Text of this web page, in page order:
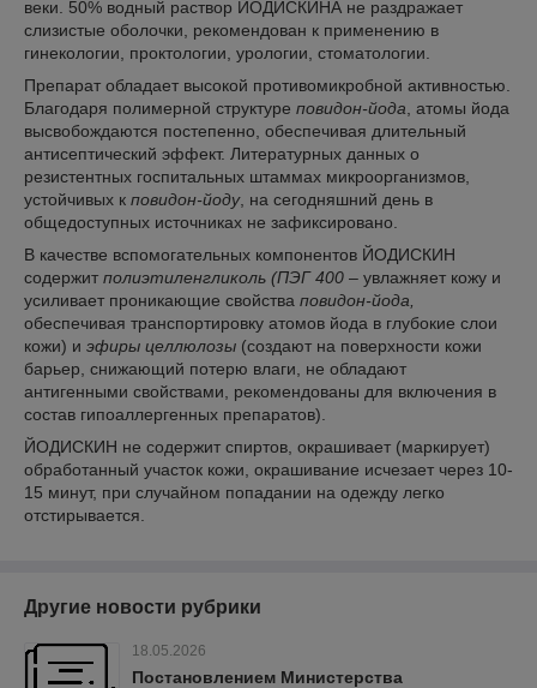
веки. 50% водный раствор ЙОДИСКИНА не раздражает
слизистые оболочки, рекомендован к применению в
гинекологии, проктологии, урологии, стоматологии.
Препарат обладает высокой противомикробной активностью.
Благодаря полимерной структуре повидон-йода , атомы йода
высвобождаются постепенно, обеспечивая длительный
антисептический эффект. Литературных данных о
резистентных госпитальных штаммах микроорганизмов,
устойчивых к повидон-йоду, на сегодняшний день в
общедоступных источниках не зафиксировано.
В качестве вспомогательных компонентов ЙОДИСКИН
содержит полиэтиленгликоль (ПЭГ 400 – увлажняет кожу и
усиливает проникающие свойства повидон-йода,
обеспечивая транспортировку атомов йода в глубокие слои
кожи) и эфиры целлюлозы (создают на поверхности кожи
барьер, снижающий потерю влаги, не обладают
антигенными свойствами, рекомендованы для включения в
состав гипоаллергенных препаратов).
ЙОДИСКИН не содержит спиртов, окрашивает (маркирует)
обработанный участок кожи, окрашивание исчезает через 10-
15 минут, при случайном попадании на одежду легко
отстирывается.
Другие новости рубрики
18.05.2026
Постановлением Министерства